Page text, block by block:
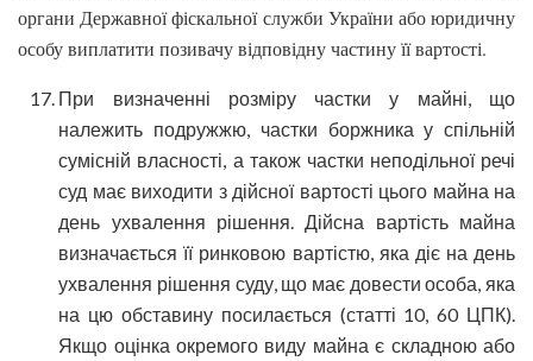
органи Державної фіскальної служби України або юридичну
особу виплатити позивачу відповідну частину її вартості.
При визначенні розміру частки у майні, що
належить подружжю, частки боржника у спільній
сумісній власності, а також частки неподільної речі
суд має виходити з дійсної вартості цього майна на
день ухвалення рішення. Дійсна вартість майна
визначається її ринковою вартістю, яка діє на день
ухвалення рішення суду, що має довести особа, яка
на цю обставину посилається (статті 10, 60 ЦПК).
Якщо оцінка окремого виду майна є складною або